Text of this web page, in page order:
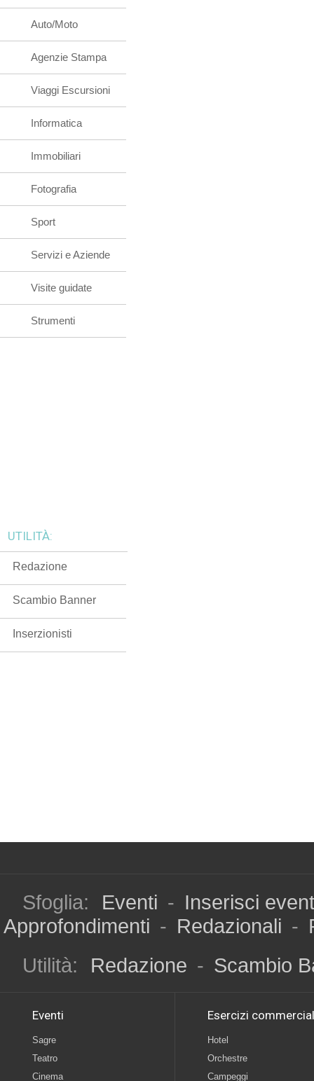
Auto/Moto
Agenzie Stampa
Viaggi Escursioni
Informatica
Immobiliari
Fotografia
Sport
Servizi e Aziende
Visite guidate
Strumenti
UTILITÀ:
Redazione
Scambio Banner
Inserzionisti
Sfoglia: Eventi - Inserisci
Approfondimenti - Redazionali -
Utilità:
Redazione - Scambio
Eventi
Sagre
Teatro
Cinema
Esercizi
Hotel
Orchestre
Campeggi